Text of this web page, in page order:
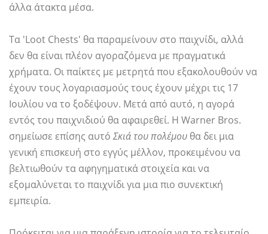
άλλα άτακτα μέσα.
Τα 'Loot Chests' θα παραμείνουν στο παιχνίδι, αλλά
δεν θα είναι πλέον αγοραζόμενα με πραγματικά
χρήματα. Οι παίκτες με μετρητά που εξακολουθούν να
έχουν τους λογαριασμούς τους έχουν μέχρι τις 17
Ιουλίου να το ξοδέψουν. Μετά από αυτό, η αγορά
εντός του παιχνιδιού θα αφαιρεθεί. Η Warner Bros.
σημείωσε επίσης αυτό Σκιά του πολέμου θα δει μια
γενική επισκευή στο εγγύς μέλλον, προκειμένου να
βελτιωθούν τα αφηγηματικά στοιχεία και να
εξομαλύνεται το παιχνίδι για μια πιο συνεκτική
εμπειρία.